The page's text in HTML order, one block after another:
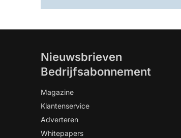
Nieuwsbrieven
Bedrijfsabonnement
Magazine
Klantenservice
Adverteren
Whitepapers